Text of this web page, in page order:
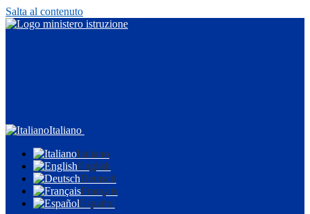
Salta al contenuto
Italiano
Italiano
English
Deutsch
Français
Español